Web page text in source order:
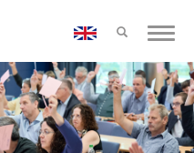
Toggle